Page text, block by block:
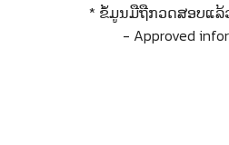
* ຂໍ້ມູນມືຖືກວດສອບແລ້
- Approved